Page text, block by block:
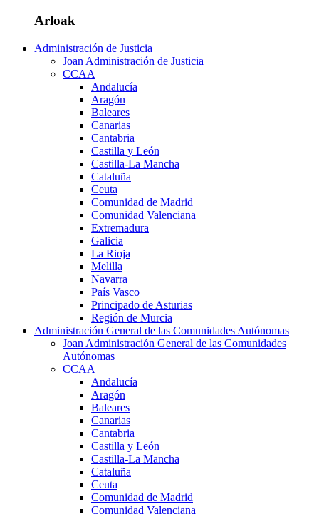
Arloak
Administración de Justicia
Joan Administración de Justicia
CCAA
Andalucía
Aragón
Baleares
Canarias
Cantabria
Castilla y León
Castilla-La Mancha
Cataluña
Ceuta
Comunidad de Madrid
Comunidad Valenciana
Extremadura
Galicia
La Rioja
Melilla
Navarra
País Vasco
Principado de Asturias
Región de Murcia
Administración General de las Comunidades Autónomas
Joan Administración General de las Comunidades
Autónomas
CCAA
Andalucía
Aragón
Baleares
Canarias
Cantabria
Castilla y León
Castilla-La Mancha
Cataluña
Ceuta
Comunidad de Madrid
Comunidad Valenciana